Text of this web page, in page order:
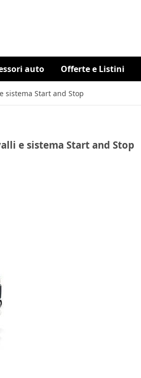
auto Offerte e Listini
sistema Start and Stop
e sistema Start and Stop